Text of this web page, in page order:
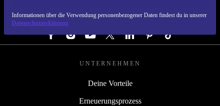
Informationen über die Verwendung personenbezogener Daten findest du in unserer
Datenschutzerklärung
FOLGE UNS
UNTERNEHMEN
Deine Vorteile
Erneuerungsprozess